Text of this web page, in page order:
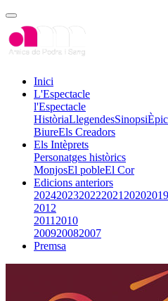
Inici
L'Espectacle
l'Espectacle
HistòriaLlegendesSinopsi
BiureEls Creadors
Els Intèprets
Personatges històrics
MonjosEl pobleEl Cor
Edicions anteriors
2024202320222021 20202019
2012
2011 2010
200920082007
Premsa